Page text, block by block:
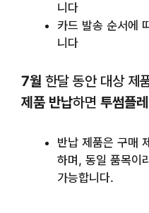
니다
카드 발송 순서에
니다
7월 한달 동안 대상 제
제품 반납하면 투썸플
반납 제품은 구매
하며, 동일 품목이
가능합니다.